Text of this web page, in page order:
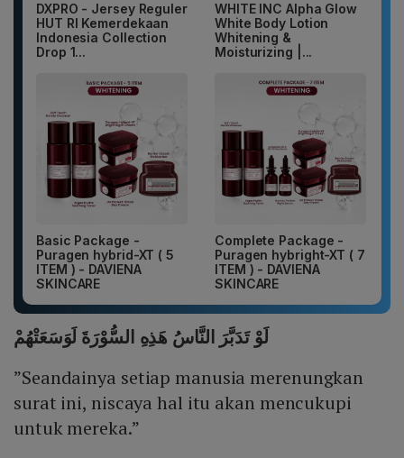
DXPRO - Jersey Reguler
HUT RI Kemerdekaan
Indonesia Collection
Drop 1...
WHITE INC Alpha Glow
White Body Lotion
Whitening &
Moisturizing |...
Basic Package -
Puragen hybrid-XT ( 5
ITEM ) - DAVIENA
SKINCARE
Complete Package -
Puragen hybright-XT ( 7
ITEM ) - DAVIENA
SKINCARE
لَوْ تَدَبَّرَ النَّاسُ هَذِهِ السُّوْرَةَ لَوَسَعَتْهُمْ
”Seandainya setiap manusia merenungkan
surat ini, niscaya hal itu akan mencukupi
untuk mereka.”